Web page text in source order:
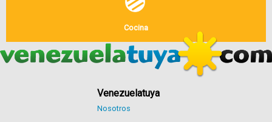
Cocina
Venezuelatuya
Nosotros